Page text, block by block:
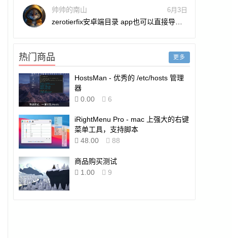
帅帅的南山
6月3日
zerotierfix安卓端目录 app也可以直接导
更多
热门商品
HostsMan - 优秀的 /etc/hosts 管理
器
0.00
6
iRightMenu Pro - mac 上强大的右键
菜单工具，支持脚本
48.00
88
商品购买测试
1.00
9